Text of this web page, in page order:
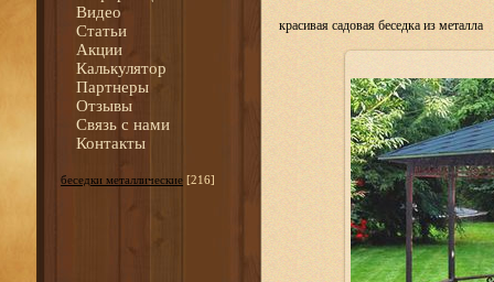
Видео
Статьи
Акции
Калькулятор
Партнеры
Отзывы
Связь с нами
Контакты
беседки металлические [216]
красивая садовая беседка из металла